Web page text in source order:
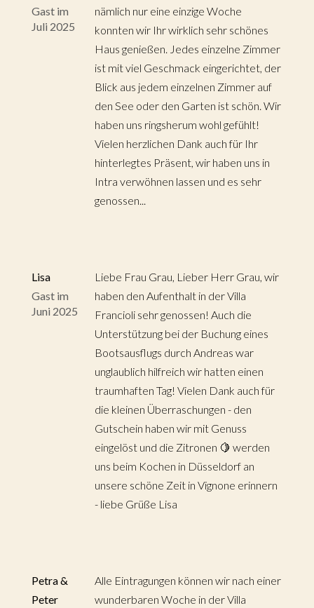
Gast im
Juli 2025
nämlich nur eine einzige Woche
konnten wir Ihr wirklich sehr schönes
Haus genießen. Jedes einzelne Zimmer
ist mit viel Geschmack eingerichtet, der
Blick aus jedem einzelnen Zimmer auf
den See oder den Garten ist schön. Wir
haben uns ringsherum wohl gefühlt!
Vielen herzlichen Dank auch für Ihr
hinterlegtes Präsent, wir haben uns in
Intra verwöhnen lassen und es sehr
genossen...
Lisa
Gast im
Juni 2025
Liebe Frau Grau, Lieber Herr Grau, wir
haben den Aufenthalt in der Villa
Francioli sehr genossen! Auch die
Unterstützung bei der Buchung eines
Bootsausflugs durch Andreas war
unglaublich hilfreich wir hatten einen
traumhaften Tag! Vielen Dank auch für
die kleinen Überraschungen - den
Gutschein haben wir mit Genuss
eingelöst und die Zitronen 🍋 werden
uns beim Kochen in Düsseldorf an
unsere schöne Zeit in Vignone erinnern
- liebe Grüße Lisa
Petra &
Peter
Alle Eintragungen können wir nach einer
wunderbaren Woche in der Villa